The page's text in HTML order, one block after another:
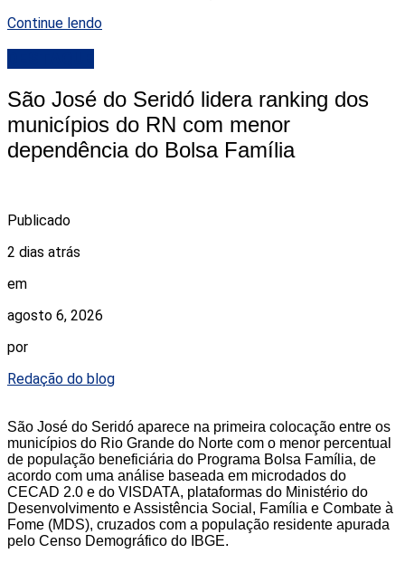
Continue lendo
São José do Seridó lidera ranking dos
municípios do RN com menor
dependência do Bolsa Família
Publicado
2 dias atrás
em
agosto 6, 2026
por
Redação do blog
São José do Seridó aparece na primeira colocação entre os
municípios do Rio Grande do Norte com o menor percentual
de população beneficiária do Programa Bolsa Família, de
acordo com uma análise baseada em microdados do
CECAD 2.0 e do VISDATA, plataformas do Ministério do
Desenvolvimento e Assistência Social, Família e Combate à
Fome (MDS), cruzados com a população residente apurada
pelo Censo Demográfico do IBGE.